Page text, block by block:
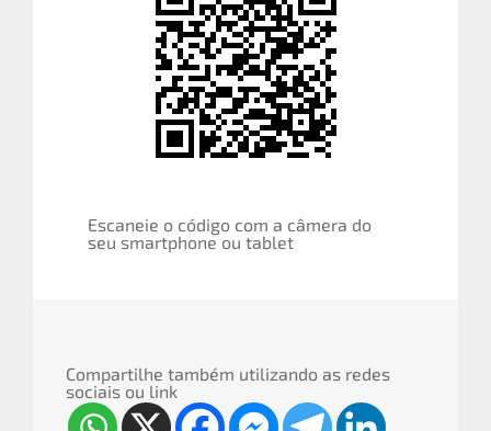
Escaneie o código com a câmera do
seu smartphone ou tablet
Compartilhe também utilizando as redes
sociais ou link